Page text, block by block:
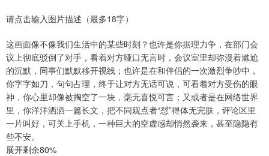
请点击输入图片描述（最多18字）
这画面像不像我们生活中的某些时刻？也许是你据理力争，在部门会
议上彻底驳倒了对手，看着对方哑口无言时，会议室里却弥漫着尴尬
的沉默，同事们默默移开视线；也许是在和伴侣的一次激烈争吵中，
你字字如刀，句句占理，终于让对方无话可说，可看着对方受伤的眼
神，你心里却像被掏空了一块，毫无喜悦可言；又或者是在网络世界
里，你洋洋洒洒一篇长文，把不同观点者“怼”得体无完肤，评论区里
一片叫好，可关上手机，一种巨大的空虚感却悄然袭来，甚至隐隐有
些不安。
展开剩余80%